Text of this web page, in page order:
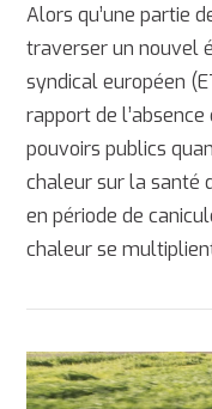
Alors qu’une partie
traverser un nouvel
syndical européen
rapport de
pouvoirs publics
chaleur sur la santé
en période de
chaleur se